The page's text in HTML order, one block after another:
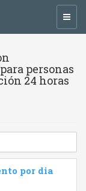
personas
24 horas
por dia